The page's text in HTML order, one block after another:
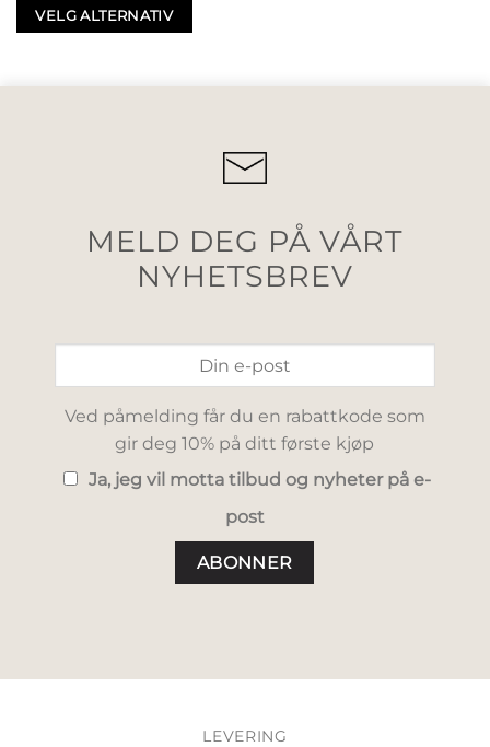
VELG ALTERNATIV
MELD DEG PÅ VÅRT
NYHETSBREV
Ved påmelding får du en rabattkode som
gir deg 10% på ditt første kjøp
Ja, jeg vil motta tilbud og nyheter på e-
post
LEVERING